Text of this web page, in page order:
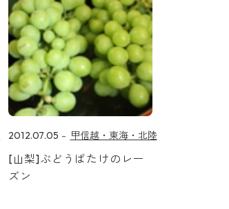
2012.07.05 甲信越・東海・北陸
[山梨]ぶどうばたけのレー
ズン